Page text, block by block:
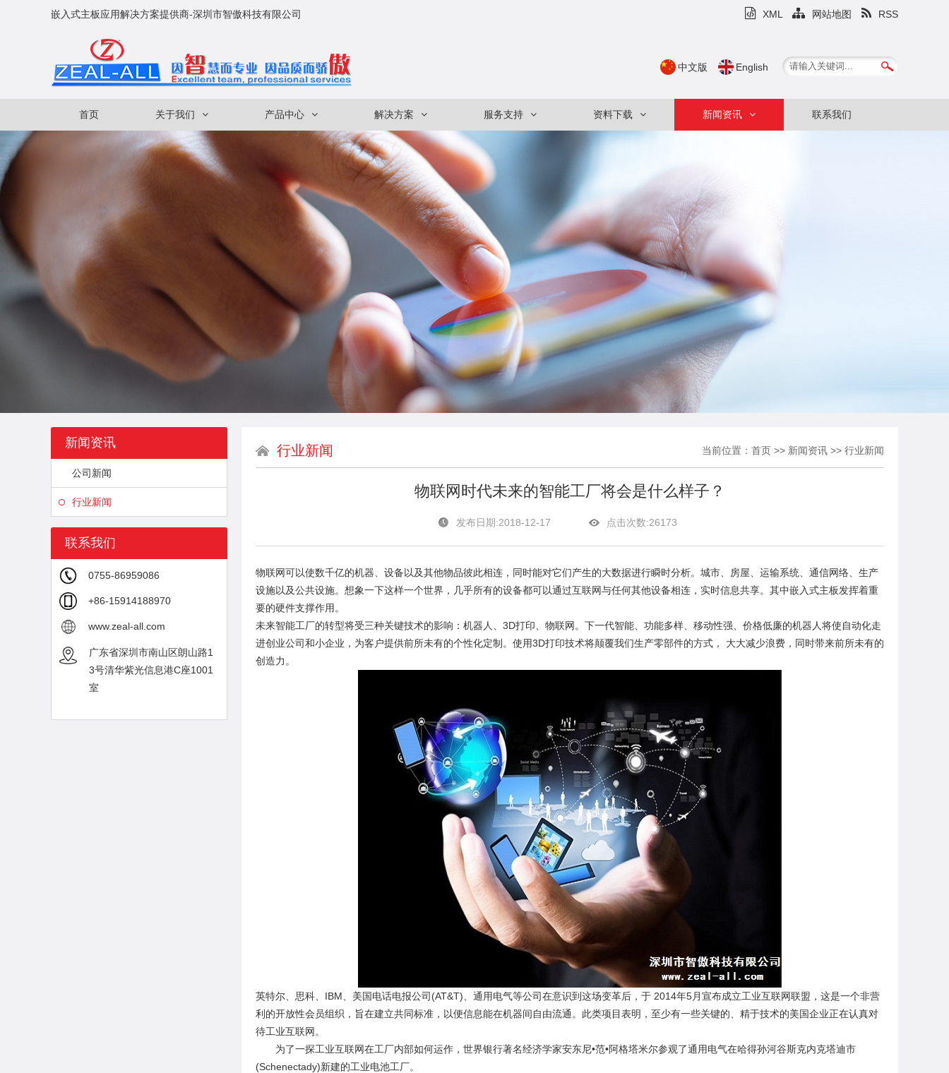
嵌入式主板应用解决方案提供商-深圳市智傲科技有限公司 XML 网站地图 RSS
中文版 English
首页 关于我们 产品中心 解决方案 服务支持 资料下载 新闻资讯 联系我们
新闻资讯
公司新闻
行业新闻
联系我们
0755-86959086
+86-15914188970
www.zeal-all.com
广东省深圳市南山区朗山路1
3号清华紫光信息港C座1001
室
当前位置： 首页 >> 新闻资讯 >> 行业新闻
行业新闻
物联网时代未来的智能工厂将会是什么样子？
发布日期:2018-12-17 点击次数:26173
物联网可以使数千亿的机器、设备以及其他物品彼此相连，同时能对它们产生的大数据进行瞬时分析。城市、房屋、运输系统、通信网络、生产
设施以及公共设施。想象一下这样一个世界，几乎所有的设备都可以通过互联网与任何其他设备相连，实时信息共享。其中嵌入式主板发挥着重
要的硬件支撑作用。
未来智能工厂的转型将受三种关键技术的影响：机器人、3D打印、物联网。下一代智能、功能多样、移动性强、价格低廉的机器人将使自动化走
进创业公司和小企业，为客户提供前所未有的个性化定制。使用3D打印技术将颠覆我们生产零部件的方式， 大大减少浪费，同时带来前所未有的
创造力。
英特尔、思科、IBM、美国电话电报公司(AT&T)、通用电气等公司在意识到这场变革后，于 2014年5月宣布成立工业互联网联盟，这是一个非营
利的开放性会员组织，旨在建立共同标准，以便信息能在机器间自由流通。此类项目表明，至少有一些关键的、精于技术的美国企业正在认真对
待工业互联网。
为了一探工业互联网在工厂内部如何运作，世界银行著名经济学家安东尼•范•阿格塔米尔参观了通用电气在哈得孙河谷斯克内克塔迪市
(Schenectady)新建的工业电池工厂。